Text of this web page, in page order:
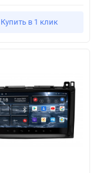
Купить в 1 клик